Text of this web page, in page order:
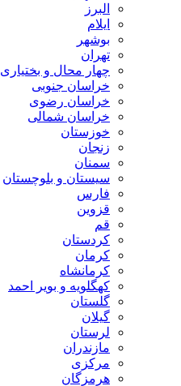
البرز
ایلام
بوشهر
تهران
چهار محال و بختیاری
خراسان جنوبی
خراسان رضوی
خراسان شمالی
خوزستان
زنجان
سمنان
سیستان و بلوچستان
فارس
قزوین
قم
کردستان
کرمان
کرمانشاه
کهگلویه و بویر احمد
گلستان
گیلان
لرستان
مازندران
مرکزی
هرمزگان